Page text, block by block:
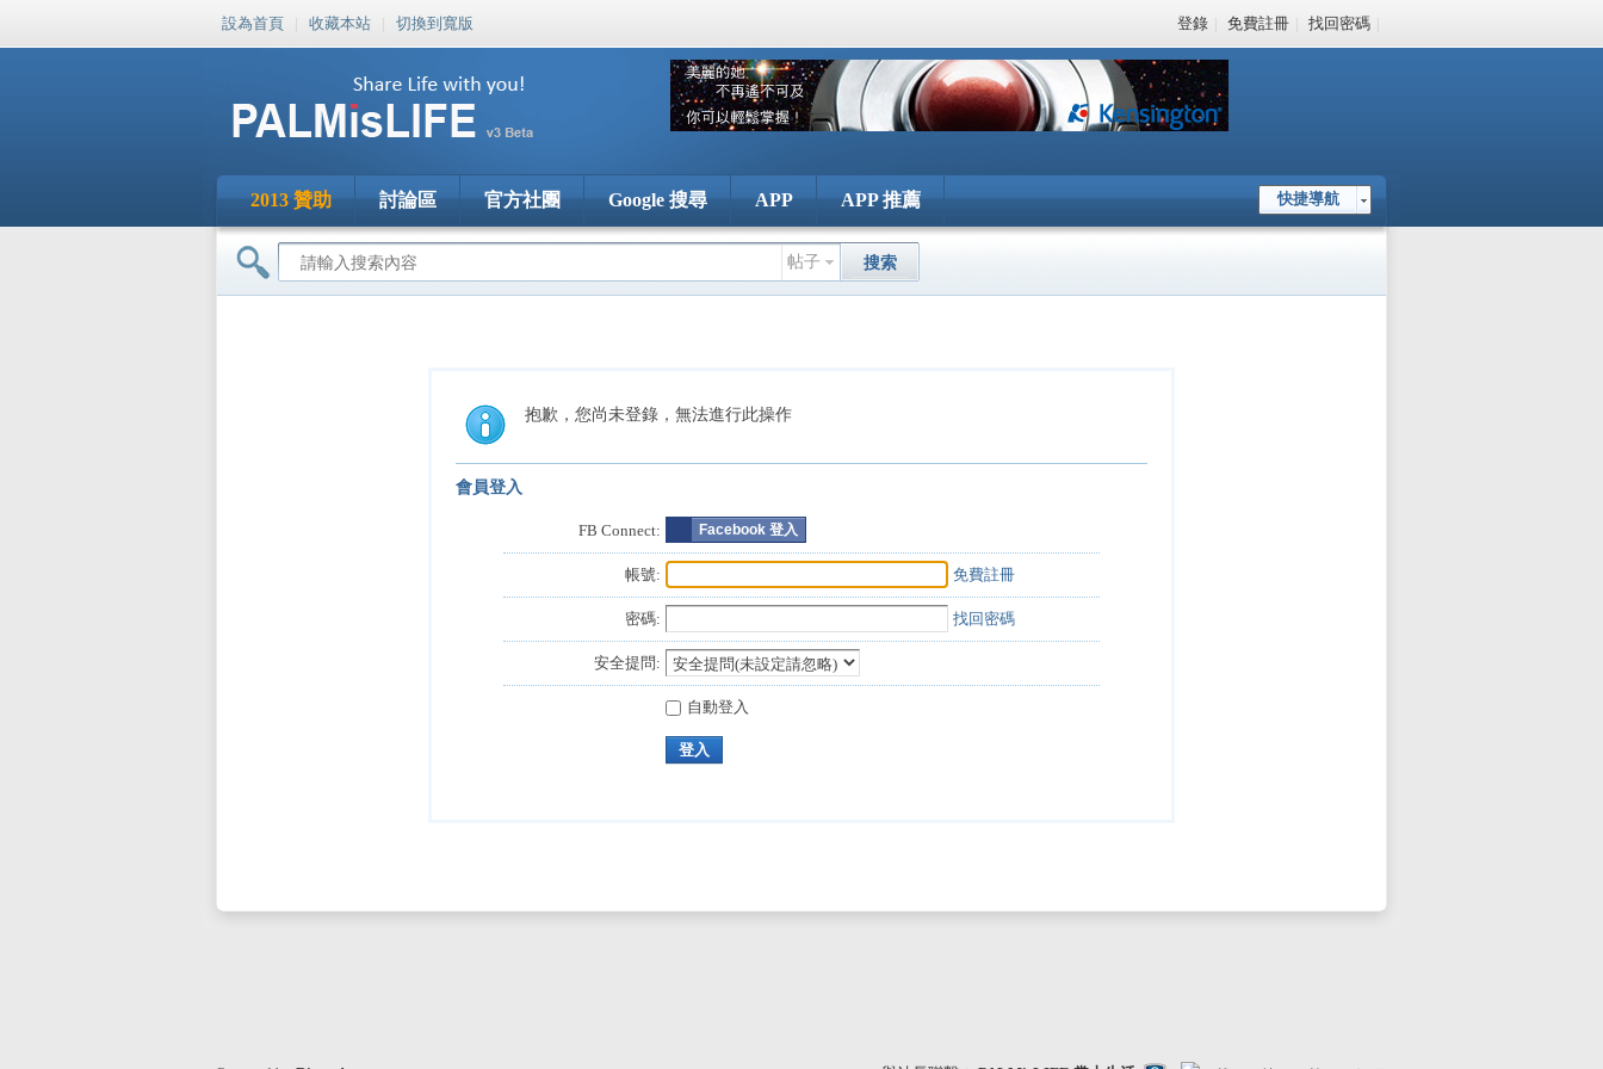
設為首頁 | 收藏本站 | 切換到寬版 登錄 | 免費註冊 | 找回密碼 |
快捷導航
2013 贊助 討論區 官方社團 Google 搜尋 APP APP 推薦
帖子 搜索
抱歉，您尚未登錄，無法進行此操作
會員登入
FB Connect: Facebook 登入
帳號: 免費註冊
密碼: 找回密碼
安全提問:
自動登入
登入